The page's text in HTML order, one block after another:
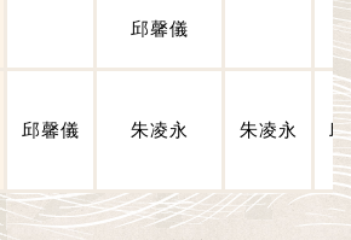
邱馨儀
邱馨儀 朱凌永 朱凌永